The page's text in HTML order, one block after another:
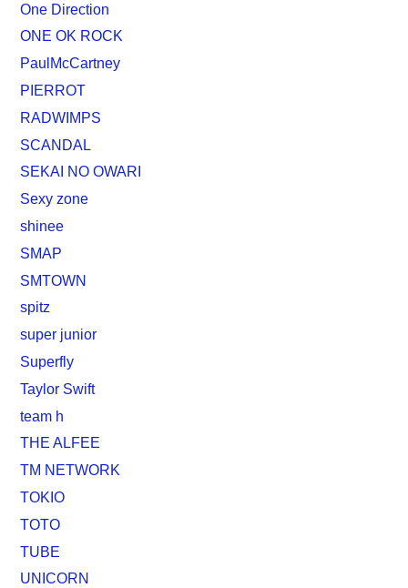
One Direction
ONE OK ROCK
PaulMcCartney
PIERROT
RADWIMPS
SCANDAL
SEKAI NO OWARI
Sexy zone
shinee
SMAP
SMTOWN
spitz
super junior
Superfly
Taylor Swift
team h
THE ALFEE
TM NETWORK
TOKIO
TOTO
TUBE
UNICORN